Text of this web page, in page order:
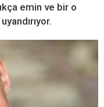
emin ve bir o